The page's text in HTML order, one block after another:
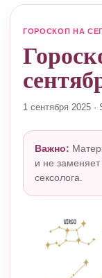
ГОРОСКОП НА
1 сентября 2025 ·
Важно:
и не
сексолога.